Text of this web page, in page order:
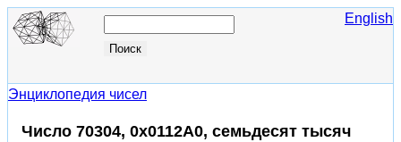
English
Энциклопедия чисел
Число 70304, 0x0112A0, семьдесят тысяч